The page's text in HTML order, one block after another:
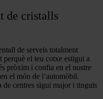
de cristalls
de serveis totalment
el teu cotxe estigui a
pròxim i confia en el nostre
el món de l’automòbil.
de centres sigui major i tinguis